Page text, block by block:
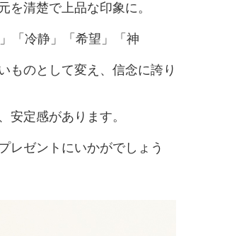
清楚で上品な印象に。
「冷静」「希望」「神
ものとして変え、信念に誇り
安定感があります。
レゼントにいかがでしょう